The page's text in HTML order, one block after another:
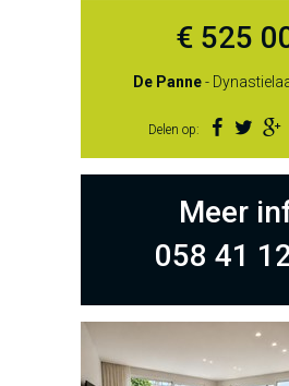
€ 525
De Panne-
Delen op:
Meer
058 41